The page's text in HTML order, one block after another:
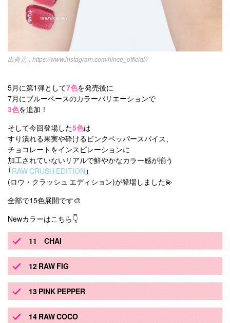
https://www.instagram.com/hince_official//
5月に第1弾として7色を発売後に
7月にブルーベースのカラーバリエーションで
3色を追加！
そして今回登場した5色は
すり潰れる果実や砕けるピンクペッパースパイス、
チョコレートをインスピレーションに
加工されていないリアルで鮮やかなカラー感が揃う
「RAW CRUSH EDITION 」
(ロウ・クラッシュ エディション)が登場しました💫
全部で15色展開です🎨
Newカラーはこちら👇
11 CHAI
12 RAW FIG
13 PINK PEPPER
14 RAW COCO